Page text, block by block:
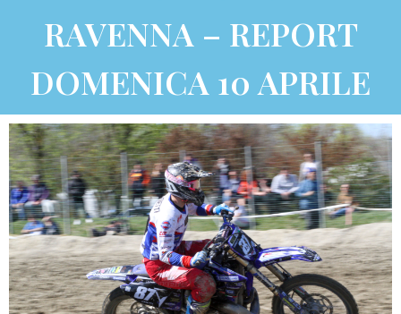
RAVENNA – REPORT
DOMENICA 10 APRILE